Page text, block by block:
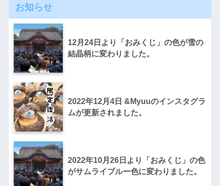
お知らせ
12月24日より「おみくじ」の色が雪の
結晶柄に変わりました。
2022年12月4日 &Myuuのインスタグラ
ムが更新されました。
2022年10月26日より「おみくじ」の色
がサムライブルー色に変わりました。